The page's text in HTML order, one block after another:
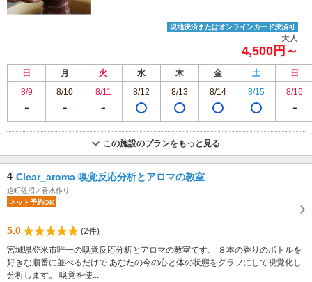
現地決済またはオンラインカード決済可
大人
4,500円～
日 月 火 水 木 金 土
日
8/9
8/10 8/11 8/12 8/13 8/14 8/15 8/16
この施設のプランをもっと見る
4 Clear_aroma 嗅覚反応分析とアロマの教室
迫町佐沼／香水作り
ネット予約OK
5.0
(2件)
宮城県登米市唯一の嗅覚反応分析とアロマの教室です。 ８本の香りのボトルを
好きな順番に並べるだけで あなたの今の心と体の状態をグラフにして視覚化し
分析します。 嗅覚を使...